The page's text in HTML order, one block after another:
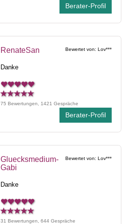
Berater-Profil
Bewertet von: Lov***
RenateSan
Danke
75 Bewertungen, 1421 Gespräche
Berater-Profil
Bewertet von: Lov***
Gluecksmedium-
Gabi
Danke
31 Bewertungen, 644 Gespräche